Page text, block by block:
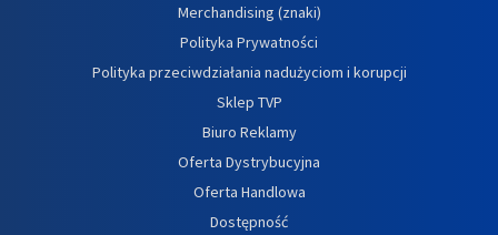
Merchandising (znaki)
Polityka Prywatności
Polityka przeciwdziałania nadużyciom i korupcji
Sklep TVP
Biuro Reklamy
Oferta Dystrybucyjna
Oferta Handlowa
Dostępność